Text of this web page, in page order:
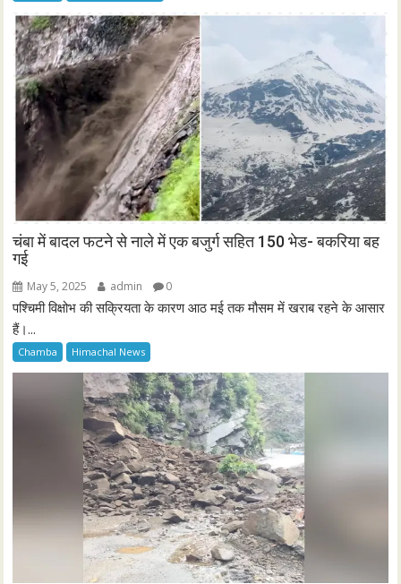
चंबा में बादल फटने से नाले में एक बजुर्ग सहित 150 भेड- बकरिया बह
गई
May 5, 2025 admin 0
पश्चिमी विक्षोभ की सक्रियता के कारण आठ मई तक मौसम में खराब रहने के आसार
हैं।...
Chamba Himachal News